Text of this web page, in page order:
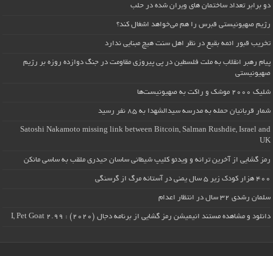
دو برابر تعداد ساختمان های ویران شده در حلب
رژیم صهیونیستی قبرس را هم می‌خواهد اشغال کند؟
تخریب قبور ائمه بقیع در نظر اهل سنت هیچ مبنایی ندارد
پیام رهبر انقلاب به ملت فلسطین در پی پیروزی مقاومت در جنگ دوازده روزه بر رژیم
صهیونیستی
شلیک ۲۰۰۰ موشک و راکت به صهیونیست‌ها
شمار قربانیان حمله به مدرسه سیدالشهدا به ۸۵ نفر رسید
Satoshi Nakamoto missing link between Bitcoin, Salman Rushdie, Israel and
UK
رمز گشایی از آخرین ترانه و ویدئو کلیپ شیطانی ساسان حیدری ملقب به ساسی مانکن
۴۰۰ هزار کودک زیر ۵ سال یمنی در آستانه مرگ از گرسنگی
سلمان رشدی ۳۲ سال در انتظار اعدام
دانلود و مشاهده مستند انیمیشن رمز گشایی از برنامه دجال (۲۰۲۰) : I, Pet Goat 2.99